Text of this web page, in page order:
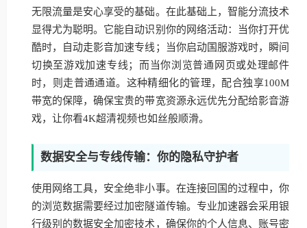
无限流量是安心享受的基础。在此基础上，智能分流技术
显得尤为聪明。它能自动识别你的网络活动：当你打开优
酷时，自动走影音加速专线；当你启动国服游戏时，瞬间
切换至游戏加速专线；而当你浏览普通网页或处理邮件
时，则走普通通道。这种精细化的管理，配合独享100M
带宽的保障，确保宝贵的带宽资源永远优先分配给影音游
戏，让你看4K超清视频也如丝般顺滑。
数据安全与专线传输：你的隐私守护者
使用网络工具，安全绝非小事。在连接回国的过程中，你
的浏览数据需要经过加密隧道传输。专业加速器会采用银
行级别的数据安全加密技术，确保你的个人信息、账号密